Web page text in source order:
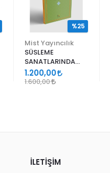
Mist Yayıncılık
SÜSLEME
SANATLARINDA
GEÇMELER
1.200,00
1.600,00
%25
İLETİŞİM